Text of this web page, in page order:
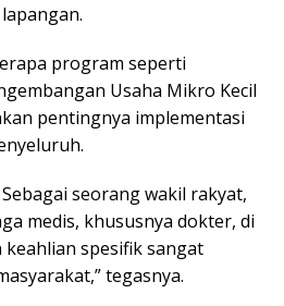
program seperti
Usaha Mikro Kecil
pentingnya implementasi
seorang wakil rakyat,
medis, khususnya dokter, di
spesifik sangat
tegasnya.